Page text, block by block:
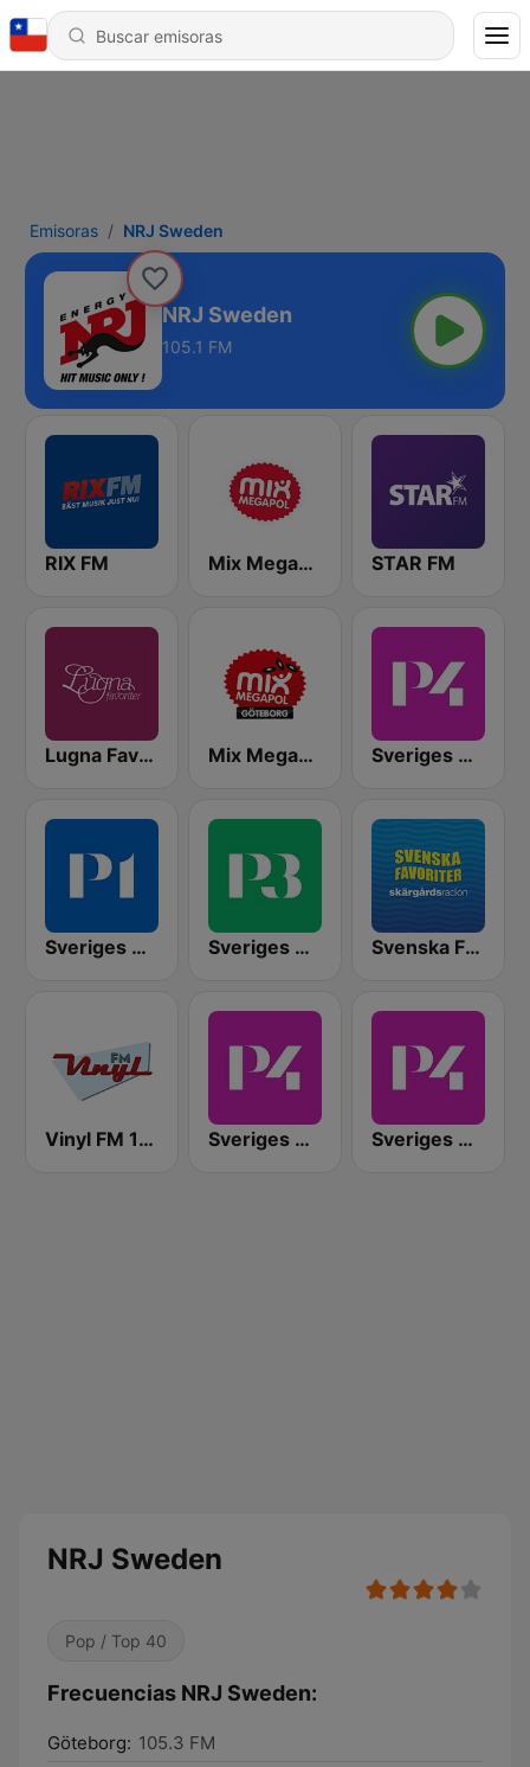
Emisoras NRJ Sweden
NRJ Sweden
105.1 FM
RIX FM Mix Megapol STAR FM
Lugna Favoriter Mix Megapol Göteborg Sveriges Radio P4 Stockholm
Sveriges Radio P1 Sveriges Radio P3 Svenska Favoriter
Vinyl FM 107 Sveriges Radio P4 Malmöhus Sveriges Radio P4 Göteborg
NRJ Sweden
Pop / Top 40
Frecuencias NRJ Sweden:
Göteborg: 105.3 FM